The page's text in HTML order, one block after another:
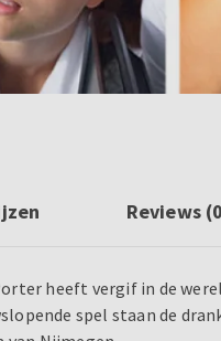
Reviews
heeft vergif in de
spel staan de